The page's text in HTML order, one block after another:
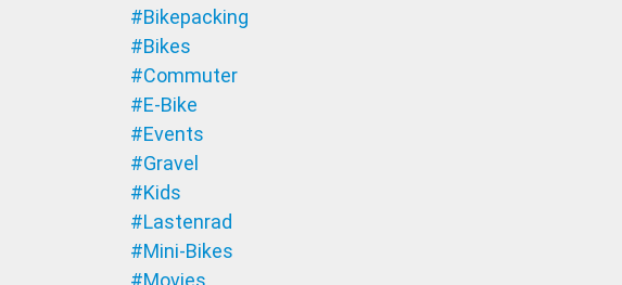
#Bikepacking
#Bikes
#Commuter
#E-Bike
#Events
#Gravel
#Kids
#Lastenrad
#Mini-Bikes
#Movies